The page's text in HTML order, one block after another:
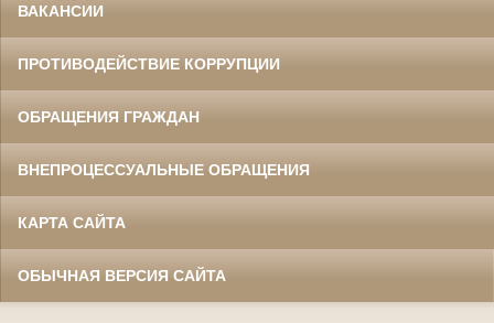
ВАКАНСИИ
ПРОТИВОДЕЙСТВИЕ КОРРУПЦИИ
ОБРАЩЕНИЯ ГРАЖДАН
ВНЕПРОЦЕССУАЛЬНЫЕ ОБРАЩЕНИЯ
КАРТА САЙТА
ОБЫЧНАЯ ВЕРСИЯ САЙТА